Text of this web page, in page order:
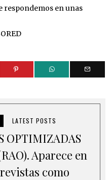
respondemos en unas
LATEST POSTS
OPTIMIZADAS
Aparece en
como